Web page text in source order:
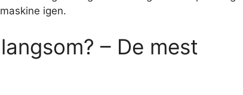
igen.
– De mest